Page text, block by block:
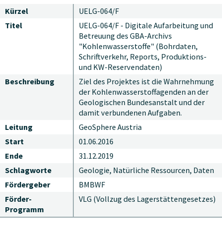
Kürzel
UELG-064/F
Titel
UELG-064/F - Digitale Aufarbeitung und
Betreuung des GBA-Archivs
"Kohlenwasserstoffe" (Bohrdaten,
Schriftverkehr, Reports, Produktions-
und KW-Reservendaten)
Beschreibung
Ziel des Projektes ist die Wahrnehmung
der Kohlenwasserstoffagenden an der
Geologischen Bundesanstalt und der
damit verbundenen Aufgaben.
Leitung
GeoSphere Austria
Start
01.06.2016
Ende
31.12.2019
Schlagworte
Geologie, Natürliche Ressourcen, Daten
Fördergeber
BMBWF
Förder-
Programm
VLG (Vollzug des Lagerstättengesetzes)